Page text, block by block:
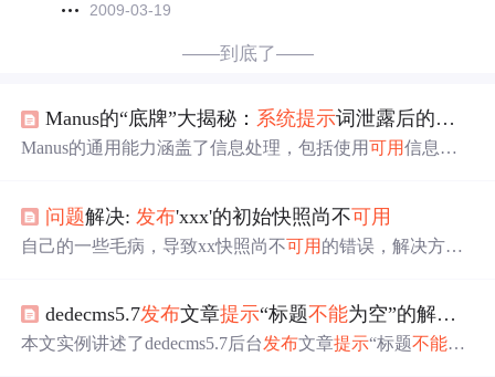
2009-03-19
——到底了——
Manus的“底牌”大揭秘： 系统提示词泄露后的深度剖析
Manus的通用能力涵盖了信息处理，包括使用可用信息回
易于理解的形式，还有处理和分析结构化和非结构化数
据；还有问题解决能力，把复杂问题分解为可管理的步
执行过程中适应不断变化的需求。近日，AI领域又起波
澜。一个好的 提示
词，就像一份清晰的指令，能够帮助AI
更好地理解人类的需求，从而给出更准确、更有价值的回
问题解决: 发布'xxx'的初始快照尚不可用
自己的一些毛病，导致xx快照尚不可用 的错误，解决方
技术支持确认...
dedecms5.7发布文章提示“标题不能为空”的解决方法
本文实例讲述了dedecms5.7后台发布文章提示“标题不能为